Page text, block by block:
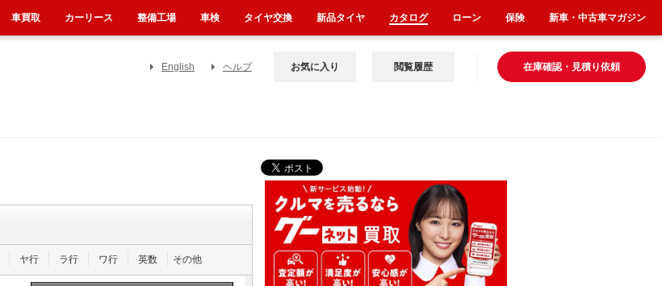
English ヘルプ 在庫確認・見積り依頼
お気に入り 閲覧履歴
ヤ行 ラ行 ワ行 英数 その他
車買取 カーリース 整備工場 車検 タイヤ交換 新品タイヤ カタログ ローン 保険 新車・中古車マガジン